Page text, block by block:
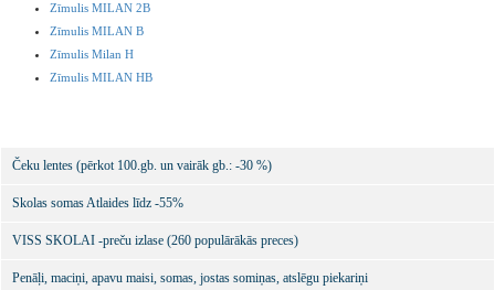
Zīmulis MILAN 2B
Zīmulis MILAN B
Zīmulis Milan H
Zīmulis MILAN HB
Čeku lentes (pērkot 100.gb. un vairāk gb.: -30 %)
Skolas somas Atlaides līdz -55%
VISS SKOLAI -preču izlase (260 populārākās preces)
Penāļi, maciņi, apavu maisi, somas, jostas somiņas, atslēgu piekariņi